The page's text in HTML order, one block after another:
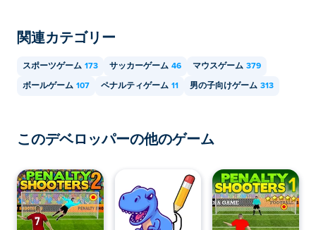
す。
関連カテゴリー
スポーツゲーム 173 サッカーゲーム 46 マウスゲーム 379
ボールゲーム 107 ペナルティゲーム 11 男の子向けゲーム 313
このデベロッパーの他のゲーム